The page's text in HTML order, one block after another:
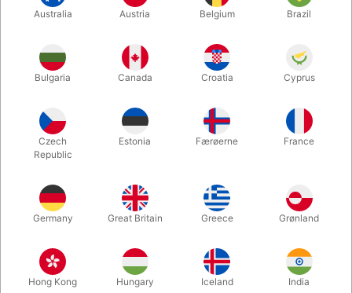
BAMMO BACKTRACK JACK - Bob
Farmer
Varenummer:
Australia Austria Belgium Brazil
Bulgaria Canada Croatia Cyprus
Czech
Republic
Estonia Færøerne France
Germany Great Britain Greece Grønland
Hong Kong Hungary Iceland India